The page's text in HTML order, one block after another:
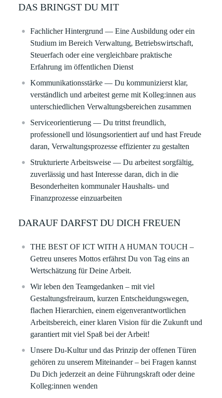
DAS BRINGST DU MIT
Fachlicher Hintergrund — Eine Ausbildung oder ein
Studium im Bereich Verwaltung, Betriebswirtschaft,
Steuerfach oder eine vergleichbare praktische
Erfahrung im öffentlichen Dienst
Kommunikationsstärke — Du kommunizierst klar,
verständlich und arbeitest gerne mit Kolleg:innen aus
unterschiedlichen Verwaltungsbereichen zusammen
Serviceorientierung — Du trittst freundlich,
professionell und lösungsorientiert auf und hast Freude
daran, Verwaltungsprozesse effizienter zu gestalten
Strukturierte Arbeitsweise — Du arbeitest sorgfältig,
zuverlässig und hast Interesse daran, dich in die
Besonderheiten kommunaler Haushalts‑ und
Finanzprozesse einzuarbeiten
DARAUF DARFST DU DICH FREUEN
THE BEST OF ICT WITH A HUMAN TOUCH –
Getreu unseres Mottos erfährst Du von Tag eins an
Wertschätzung für Deine Arbeit.
Wir leben den Teamgedanken – mit viel
Gestaltungsfreiraum, kurzen Entscheidungswegen,
flachen Hierarchien, einem eigenverantwortlichen
Arbeitsbereich, einer klaren Vision für die Zukunft und
garantiert mit viel Spaß bei der Arbeit!
Unsere Du-Kultur und das Prinzip der offenen Türen
gehören zu unserem Miteinander – bei Fragen kannst
Du Dich jederzeit an deine Führungskraft oder deine
Kolleg:innen wenden